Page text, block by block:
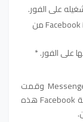
على الفور.
هناك طريقة أخرى لمنع تطبيق Facebook Messenger من
على الفور. *
إذا قمت بالفعل بتعيين رقم PIN في Messenger وقمت
بتمكين التخزين الآمن منذ فترة طويلة، فاقرأ مقالة Facebook هذه